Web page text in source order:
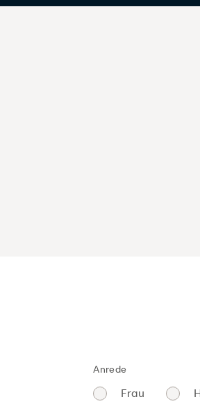
Anrede
Frau